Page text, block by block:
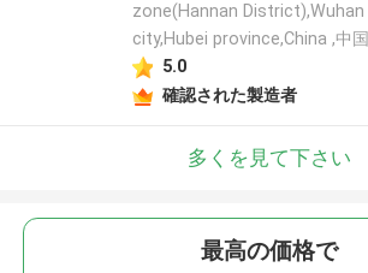
zone(Hannan District),Wuhan
city,Hubei province,China ,中国
5.0
確認された製造者
多くを見て下さい
最高の価格で